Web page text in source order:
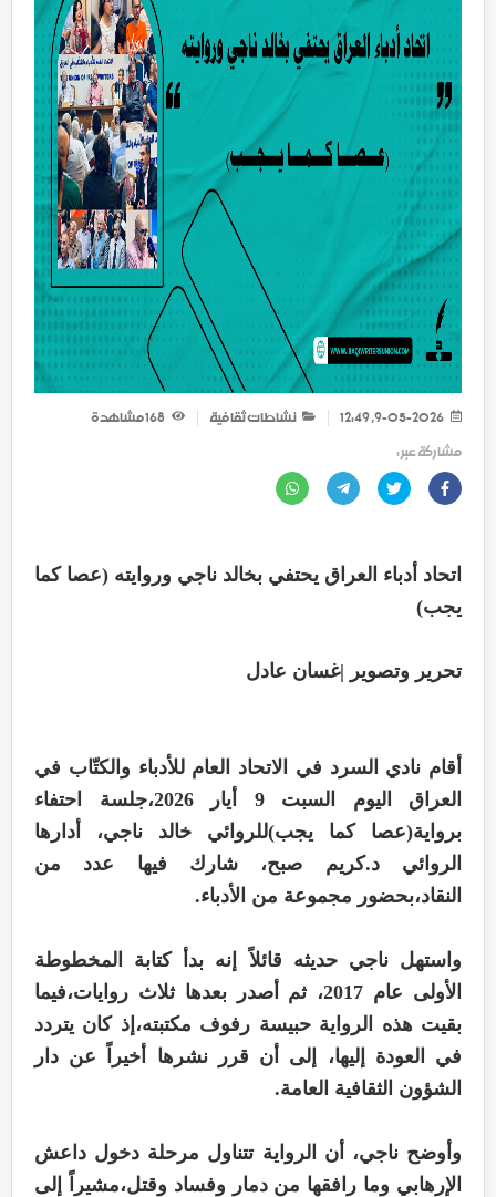
نشاطات ثقافية
مشاهدة
مشاركة عبر :
اتحاد أدباء العراق يحتفي بخالد ناجي وروايته (عصا كما
يجب)
تحرير وتصوير |غسان عادل
أقام نادي السرد في الاتحاد العام للأدباء والكتّاب في
العراق اليوم السبت 9 أيار 2026،جلسة احتفاء
برواية(عصا كما يجب)للروائي خالد ناجي، أدارها
الروائي د.كريم صبح، شارك فيها عدد من
النقاد،بحضور مجموعة من الأدباء.
واستهل ناجي حديثه قائلاً إنه بدأ كتابة المخطوطة
الأولى عام 2017، ثم أصدر بعدها ثلاث روايات،فيما
بقيت هذه الرواية حبيسة رفوف مكتبته،إذ كان يتردد
في العودة إليها، إلى أن قرر نشرها أخيراً عن دار
الشؤون الثقافية العامة.
وأوضح ناجي، أن الرواية تتناول مرحلة دخول داعش
الإرهابي وما رافقها من دمار وفساد وقتل،مشيراً إلى